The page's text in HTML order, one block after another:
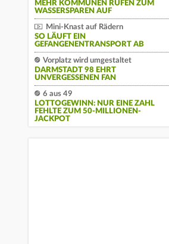
MEHR KOMMUNEN RUFEN ZUM
WASSERSPAREN AUF
Mini-Knast auf Rädern
SO LÄUFT EIN
GEFANGENENTRANSPORT AB
Vorplatz wird umgestaltet
DARMSTADT 98 EHRT
UNVERGESSENEN FAN
6 aus 49
LOTTOGEWINN: NUR EINE ZAHL
FEHLTE ZUM 50-MILLIONEN-
JACKPOT